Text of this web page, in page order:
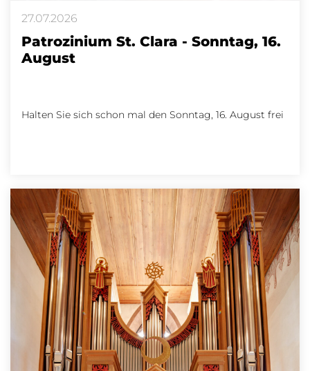
27.07.2026
Patrozinium St. Clara - Sonntag, 16.
August
Halten Sie sich schon mal den Sonntag, 16. August frei